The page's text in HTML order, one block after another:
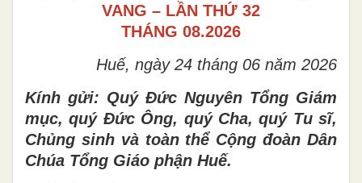
VANG – LẦN THỨ 32
THÁNG 08.2026
Huế, ngày 24 tháng 06 năm 2026
Kính gửi: Quý Đức Nguyên Tổng Giám
mục, quý Đức Ông, quý Cha, quý Tu sĩ,
Chủng sinh và toàn thể Cộng đoàn Dân
Chúa Tổng Giáo phận Huế.